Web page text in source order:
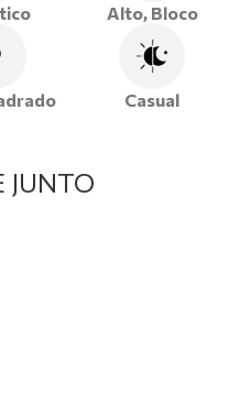
Alto, Bloco
Casual
JUNTO